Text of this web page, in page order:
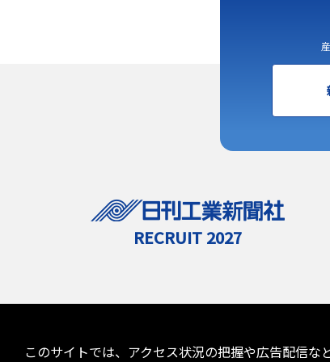
RECRUIT 2027
このサイトでは、アクセス状況の把握や広告配信